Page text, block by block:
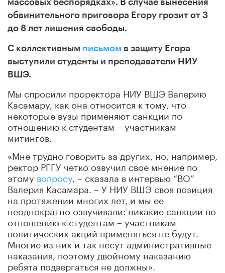
массовых беспорядках». В случае вынесения
обвинительного приговора Егору грозит от 3
до 8 лет лишения свободы.
С коллективным письмом в защиту Егора
выступили студенты и преподаватели НИУ
ВШЭ.
Мы спросили проректора НИУ ВШЭ Валерию
Касамару, как она относится к тому, что
некоторые вузы применяют санкции по
отношению к студентам – участникам
митингов.
«Мне трудно говорить за других, но, например,
ректор РГГУ четко озвучил свое мнение по
этому вопросу , – сказала в интервью “ВО”
Валерия Касамара. – У НИУ ВШЭ своя позиция
на протяжении многих лет, и мы ее
неоднократно озвучивали: никакие санкции по
отношению к студентам – участникам
политических акций применяться не будут.
Многие из них и так несут административные
наказания, поэтому двойному наказанию
ребята подвергаться не должны».